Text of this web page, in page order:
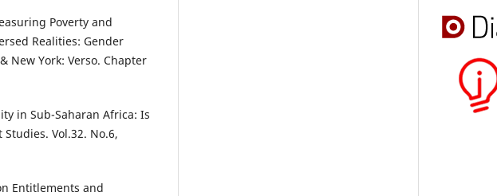
Poverty and
Realities: Gender
New York: Verso. Chapter
in Sub-Saharan Africa: Is
Vol.32. No.6,
Entitlements and